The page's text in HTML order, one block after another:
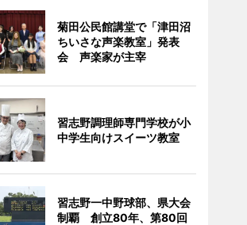
菊田公民館講堂で「津田沼
ちいさな声楽教室」発表
会 声楽家が主宰
習志野調理師専門学校が小
中学生向けスイーツ教室
習志野一中野球部、県大会
制覇 創立80年、第80回